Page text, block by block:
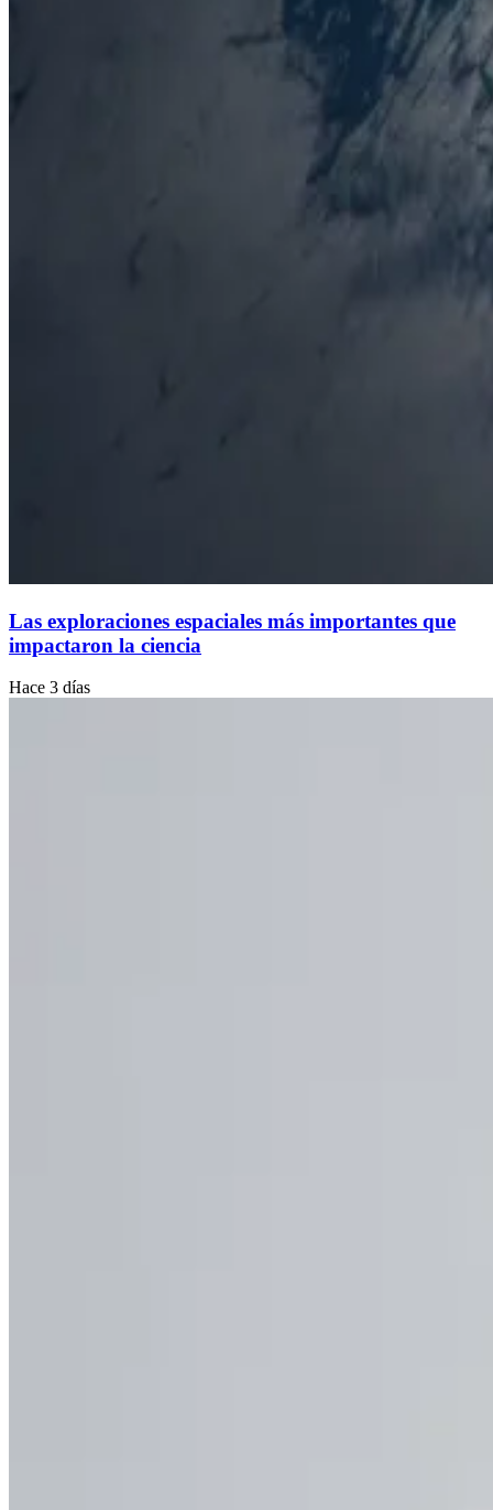
Las exploraciones espaciales más importantes que
impactaron la ciencia
Hace 3 días